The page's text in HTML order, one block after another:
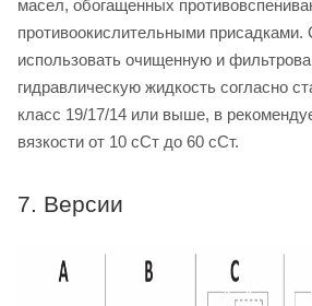
масел, обогащенных
противоокислительными присадками.
использовать очищенную и
гидравлическую жидкость согласно
класс 19/17/14 или выше, в
вязкости от 10 сСт до 60 сСт.
7. Версии